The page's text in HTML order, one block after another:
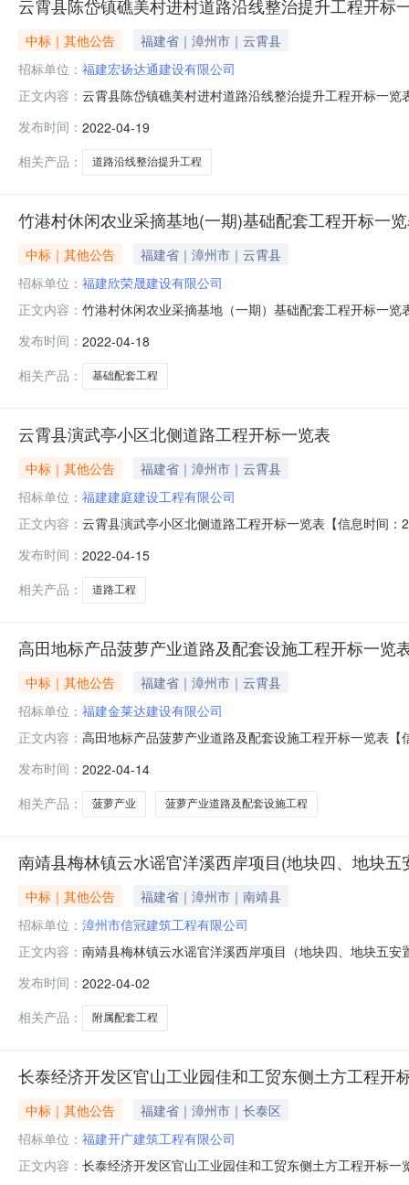
云霄县陈岱镇礁美村进村道路沿线整治提升工程开标
中标｜其他公告
福建省｜漳州市｜云霄县
招标单位： 福建宏扬达通建设有限公司
正文内容： 云霄县陈岱镇礁美村进村道路沿线整治提升工程开标一
建设有限公司943686.94阮珍妮、闽
发布时间： 2022-04-19
相关产品：
道路沿线整治提升工程
竹港村休闲农业采摘基地(一期)基础配套工程开标一
中标｜其他公告
福建省｜漳州市｜云霄县
招标单位： 福建欣荣晟建设有限公司
正文内容： 竹港村休闲农业采摘基地（一期）基础配套工程开标一
集团有限公司2425738董崇芳、闽2352010201028244
发布时间： 2022-04-18
相关产品：
基础配套工程
云霄县演武亭小区北侧道路工程开标一览表
中标｜其他公告
福建省｜漳州市｜云霄县
招标单位： 福建建庭建设工程有限公司
正文内容： 云霄县演武亭小区北侧道路工程开标一览表【信息时间
施工验收规范合格标准2402厦门集城建设有限公司康勇
发布时间： 2022-04-15
相关产品：
道路工程
高田地标产品菠萝产业道路及配套设施工程开标一览
中标｜其他公告
福建省｜漳州市｜云霄县
招标单位： 福建金莱达建设有限公司
正文内容： 高田地标产品菠萝产业道路及配套设施工程开标一览表
限公司716008.85蔡奕苹、闽2352012201358826符合
发布时间： 2022-04-14
相关产品：
菠萝产业 菠萝产业道路及配套设施工程
南靖县梅林镇云水谣官洋溪西岸项目(地块四、地块
中标｜其他公告
福建省｜漳州市｜南靖县
招标单位： 漳州市信冠建筑工程有限公司
正文内容： 南靖县梅林镇云水谣官洋溪西岸项目（地块四、地块五
国家现行《工程施工质量验收规范》的合格1002福建澄
发布时间： 2022-04-02
相关产品：
附属配套工程
长泰经济开发区官山工业园佳和工贸东侧土方工程开
中标｜其他公告
福建省｜漳州市｜长泰区
招标单位： 福建开广建筑工程有限公司
正文内容： 长泰经济开发区官山工业园佳和工贸东侧土方工程开标